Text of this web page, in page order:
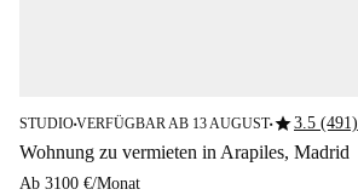
STUDIO■VERFÜGBAR AB 13 AUGUST■star3.5 (491)
Wohnung zu vermieten in Arapiles, Madrid
Ab 3100 €/Monat